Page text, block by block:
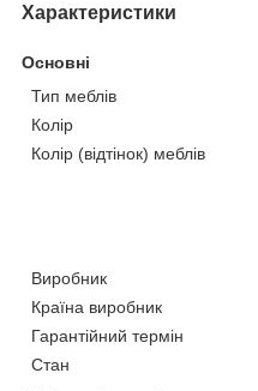
Характеристики
Основні
Тип меблів
Колір
Колір (відтінок) меблів
Виробник
Країна виробник
Гарантійний термін
Стан